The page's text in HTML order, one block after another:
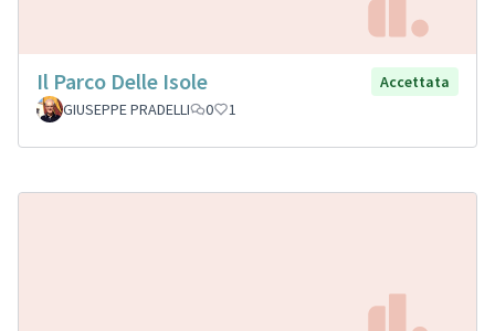
Il Parco Delle Isole
Accettata
GIUSEPPE PRADELLI
0 1